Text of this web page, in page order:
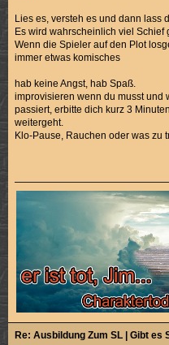
Lies es, versteh es und dann lass
Es wird wahrscheinlich viel
Wenn die Spieler auf den Plot
immer etwas komisches
hab keine Angst, hab Spaß.
improvisieren wenn du musst und
passiert, erbitte dich kurz 3
weitergeht.
Klo-Pause, Rauchen oder was
Re: Ausbildung Zum SL | Gibt